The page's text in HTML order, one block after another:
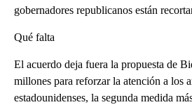
gobernadores republicanos están
Qué falta
El acuerdo deja fuera la propuesta de
millones para reforzar la atención a los
estadounidenses, la segunda medida